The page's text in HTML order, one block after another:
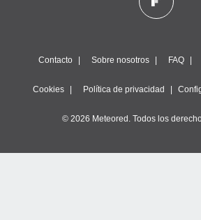
Contacto Sobre nosotros FAQ
Cookies Política de privacidad
© 2026 Meteored. Todos los